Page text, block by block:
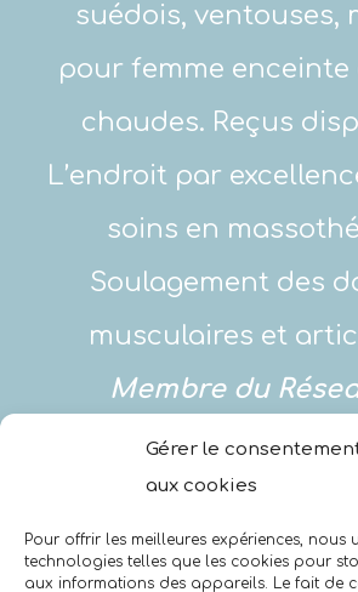
Gérer le
aux cookies
Pour offrir les meilleures expériences, nous
technologies telles que les cookies pour
aux informations des appareils. Le fait de
suédois, ventouses,
pour femme enceinte
chaudes. Reçus
L’endroit par
soins en
Soulagement des
musculaires et
Membre du
professionnels du